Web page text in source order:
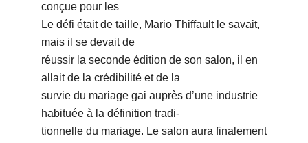
conçue pour les
Le défi était de taille, Mario Thiffault le savait,
mais il se devait de
réussir la seconde édition de son salon, il en
allait de la crédibilité et de la
survie du mariage gai auprès dʼune industrie
habituée à la définition tradi-
tionnelle du mariage. Le salon aura finalement